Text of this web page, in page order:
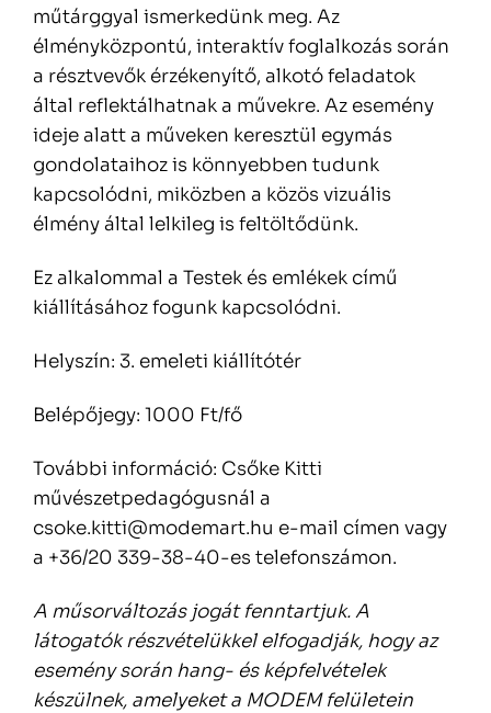
műtárggyal ismerkedünk meg. Az
élményközpontú, interaktív foglalkozás során
a résztvevők érzékenyítő, alkotó feladatok
által reflektálhatnak a művekre. Az esemény
ideje alatt a műveken keresztül egymás
gondolataihoz is könnyebben tudunk
kapcsolódni, miközben a közös vizuális
élmény által lelkileg is feltöltődünk.
Ez alkalommal a Testek és emlékek című
kiállításához fogunk kapcsolódni.
Helyszín: 3. emeleti kiállítótér
Belépőjegy: 1000 Ft/fő
További információ: Csőke Kitti
művészetpedagógusnál a
csoke.kitti@modemart.hu e-mail címen vagy
a +36/20 339-38-40-es telefonszámon.
A műsorváltozás jogát fenntartjuk. A
látogatók részvételükkel elfogadják, hogy az
esemény során hang- és képfelvételek
készülnek, amelyeket a MODEM felületein